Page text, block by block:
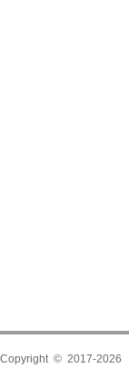
Copyright © 2017-2026